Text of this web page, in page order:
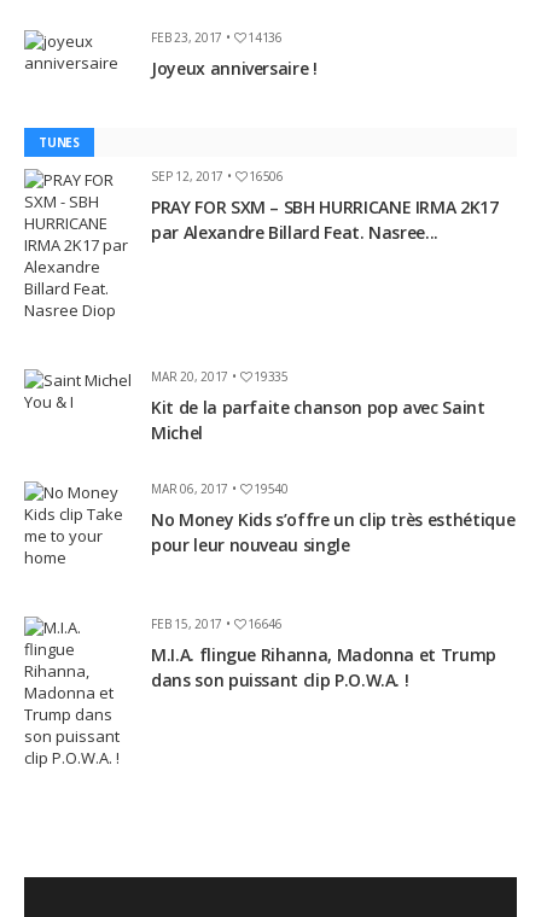
FEB 23, 2017 • 14136
Joyeux anniversaire !
TUNES
SEP 12, 2017 •
16506
PRAY FOR SXM – SBH HURRICANE IRMA 2K17
par Alexandre Billard Feat. Nasree...
MAR 20, 2017 • 19335
Kit de la parfaite chanson pop avec Saint
Michel
MAR 06, 2017 • 19540
No Money Kids s’offre un clip très esthétique
pour leur nouveau single
FEB 15, 2017 • 16646
M.I.A. flingue Rihanna, Madonna et Trump
dans son puissant clip P.O.W.A. !